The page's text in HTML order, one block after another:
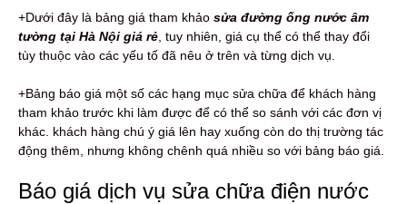
+Dưới đây là bảng giá tham khảo sửa đường ống nước âm
tường tại Hà Nội giá rẻ , tuy nhiên, giá cụ thể có thể thay đổi
tùy thuộc vào các yếu tố đã nêu ở trên và từng dịch vụ.
+Bảng báo giá một số các hạng mục sửa chữa để khách hàng
tham khảo trước khi làm được để có thể so sánh với các đơn vị
khác. khách hàng chú ý giá lên hay xuống còn do thị trường tác
động thêm, nhưng không chênh quá nhiều so với bảng báo giá.
Báo giá dịch vụ sửa chữa điện nước